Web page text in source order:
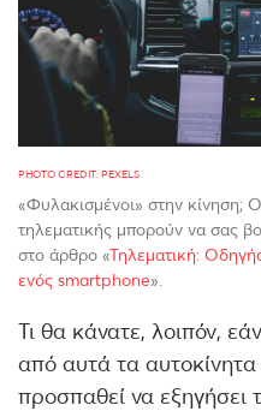
PHOTO CREDIT: PEXELS
«Φυλακισμένοι» στην κίνηση;
τηλεματικής μπορούν να σας
στο άρθρο «Τηλεματική:
ενός smartphone».
Τι θα κάνατε, λοιπόν,
από αυτά τα
προσπαθεί να εξηγήσει